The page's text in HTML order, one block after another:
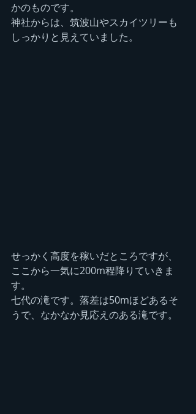
かのものです。
神社からは、筑波山やスカイツリーも
しっかりと見えていました。
せっかく高度を稼いだところですが、
ここから一気に200m程降りていきま
す。
七代の滝です。落差は50mほどあるそ
うで、なかなか見応えのある滝です。